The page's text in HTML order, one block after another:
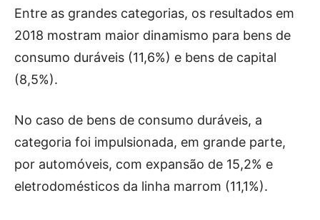
Entre as grandes categorias, os resultados em
2018 mostram maior dinamismo para bens de
consumo duráveis (11,6%) e bens de capital
(8,5%).
No caso de bens de consumo duráveis, a
categoria foi impulsionada, em grande parte,
por automóveis, com expansão de 15,2% e
eletrodomésticos da linha marrom (11,1%).